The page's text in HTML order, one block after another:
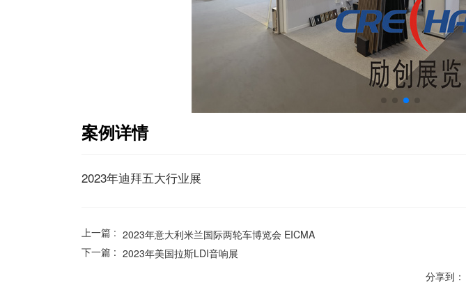
案例详情
2023年迪拜五大行业展
上一篇 : 2023年意大利米兰国际两轮车博览会 EICMA
下一篇 : 2023年美国拉斯LDI音响展
分享到：